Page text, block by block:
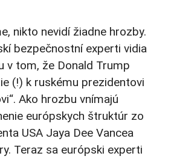
nikto nevidí žiadne hrozby.
bezpečnostní experti vidia
v tom, že Donald Trump
(!) k ruskému prezidentovi
Ako hrozbu vnímajú
európskych štruktúr zo
USA Jaya Dee Vancea
Teraz sa európski experti